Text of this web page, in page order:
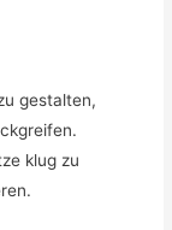
gestalten,
klug zu